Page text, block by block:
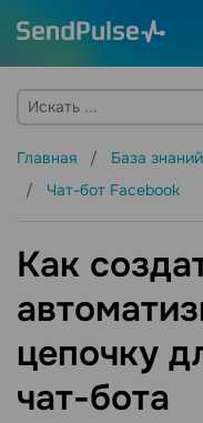
Главная База знаний
Чат-бот Facebook
Как
цепочку
чат-бота